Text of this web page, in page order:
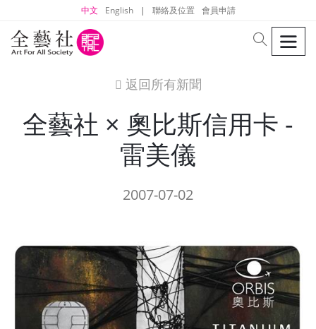
中文 English | 聯絡及位置 會員申請
search
icon
返回所有新聞
全藝社 × 奧比斯信用卡 -
雷美儀
2007-07-02